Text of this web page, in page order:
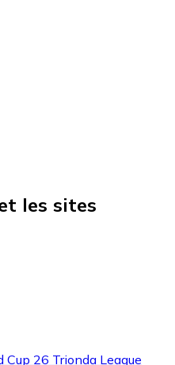
les sites
Cup 26 Trionda League